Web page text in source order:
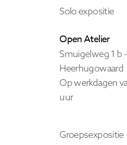
Solo expositie
Open Atelier
Smuigelweg 1 b -
Heerhugowaard
Op werkdagen
uur
Groepsexpositie